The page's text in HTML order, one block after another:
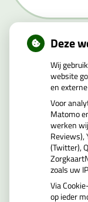
Uw
Mw. Z.
BIG
Deze
Wij
website
en
Voor
Matomo
werken
Reviews),
(Twitter),
zoals uw
Via
op ieder